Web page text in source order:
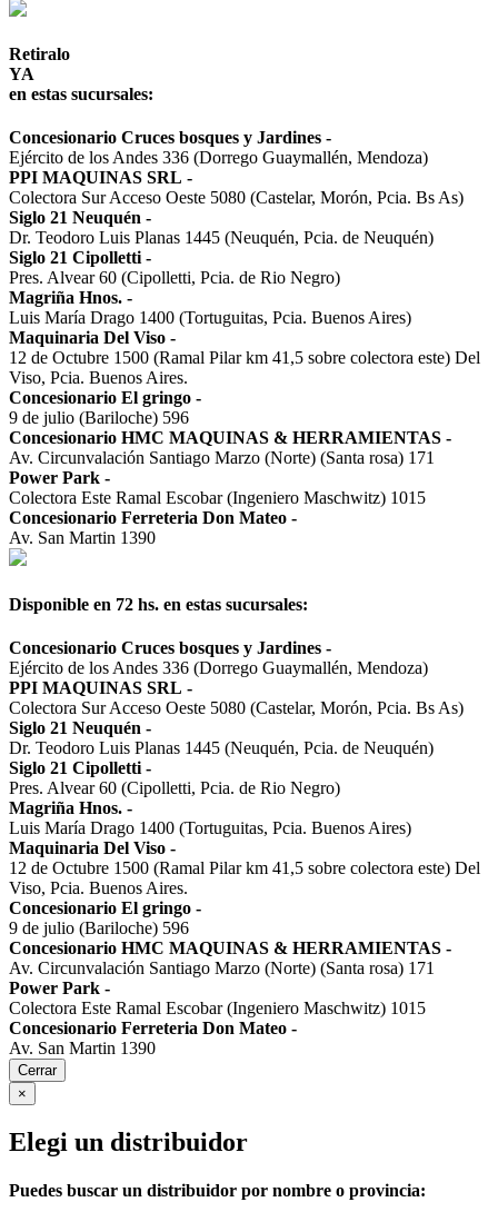
Retiralo
YA
en estas sucursales:
Concesionario Cruces bosques y Jardines -
Ejército de los Andes 336 (Dorrego Guaymallén, Mendoza)
PPI MAQUINAS SRL -
Colectora Sur Acceso Oeste 5080 (Castelar, Morón, Pcia. Bs As)
Siglo 21 Neuquén -
Dr. Teodoro Luis Planas 1445 (Neuquén, Pcia. de Neuquén)
Siglo 21 Cipolletti -
Pres. Alvear 60 (Cipolletti, Pcia. de Rio Negro)
Magriña Hnos. -
Luis María Drago 1400 (Tortuguitas, Pcia. Buenos Aires)
Maquinaria Del Viso -
12 de Octubre 1500 (Ramal Pilar km 41,5 sobre colectora este) Del
Viso, Pcia. Buenos Aires.
Concesionario El gringo -
9 de julio (Bariloche) 596
Concesionario HMC MAQUINAS & HERRAMIENTAS -
Av. Circunvalación Santiago Marzo (Norte) (Santa rosa) 171
Power Park -
Colectora Este Ramal Escobar (Ingeniero Maschwitz) 1015
Concesionario Ferreteria Don Mateo -
Av. San Martin 1390
Disponible en 72 hs. en estas sucursales:
Concesionario Cruces bosques y Jardines -
Ejército de los Andes 336 (Dorrego Guaymallén, Mendoza)
PPI MAQUINAS SRL -
Colectora Sur Acceso Oeste 5080 (Castelar, Morón, Pcia. Bs As)
Siglo 21 Neuquén -
Dr. Teodoro Luis Planas 1445 (Neuquén, Pcia. de Neuquén)
Siglo 21 Cipolletti -
Pres. Alvear 60 (Cipolletti, Pcia. de Rio Negro)
Magriña Hnos. -
Luis María Drago 1400 (Tortuguitas, Pcia. Buenos Aires)
Maquinaria Del Viso -
12 de Octubre 1500 (Ramal Pilar km 41,5 sobre colectora este) Del
Viso, Pcia. Buenos Aires.
Concesionario El gringo -
9 de julio (Bariloche) 596
Concesionario HMC MAQUINAS & HERRAMIENTAS -
Av. Circunvalación Santiago Marzo (Norte) (Santa rosa) 171
Power Park -
Colectora Este Ramal Escobar (Ingeniero Maschwitz) 1015
Concesionario Ferreteria Don Mateo -
Av. San Martin 1390
Cerrar
×
Elegi un distribuidor
Puedes buscar un distribuidor por nombre o provincia: